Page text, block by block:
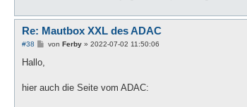
Re: Mautbox XXL des ADAC
#38
B
a
von Ferby» 2022-07-02 11:50:06
Hallo,
hier auch die Seite vom ADAC: